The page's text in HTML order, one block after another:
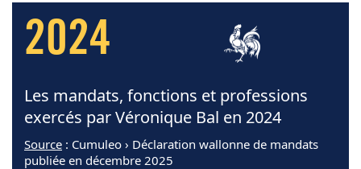
2024
Les mandats, fonctions et professions
exercés par Véronique Bal en 2024
Source : Cumuleo › Déclaration wallonne de mandats
publiée en décembre 2025